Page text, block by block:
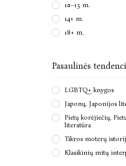
10–13 m.
14+ m.
18+ m.
Pasaulinės
LGBTQ+ knygos
Japonų, Japonijos
Pietų korėjiečių,
literatūra
Tikros moterų
Klasikinių mitų